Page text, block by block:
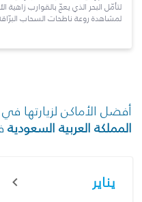
لتأمّل البحر الذي يعجّ بالقوارب زاهية
لمشاهدة روعة ناطحات السحاب
أفضل الأماكن لزيارتها
المملكة العربية السعودية
يناير